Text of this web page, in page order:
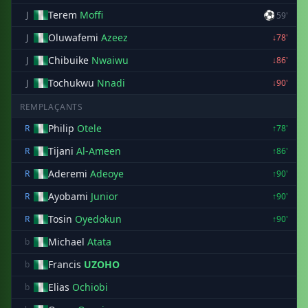
J Terem Moffi ⚽ 59'
J
Oluwafemi Azeez
↓78'
J
Chibuike Nwaiwu
↓86'
J
Tochukwu Nnadi ↓90'
REMPLAÇANTS
R
Philip Otele
↑78'
R
Tijani Al-Ameen
↑86'
R
Aderemi Adeoye
↑90'
R
Ayobami Junior
↑90'
R
Tosin Oyedokun
↑90'
b
Michael Atata
b Francis UZOHO
b Elias Ochiobi